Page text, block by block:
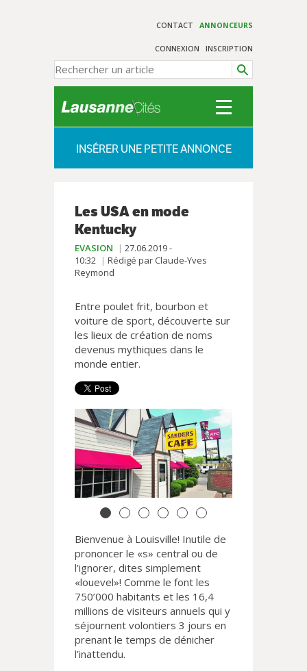
CONTACT ANNONCEURS
CONNEXION INSCRIPTION
INSÉRER UNE PETITE ANNONCE
Les USA en mode
Kentucky
EVASION
27.06.2019 -
10:32
Rédigé par Claude-Yves
Reymond
Entre poulet frit, bourbon et
voiture de sport, découverte sur
les lieux de création de noms
devenus mythiques dans le
monde entier.
Bienvenue à Louisville! Inutile de
prononcer le «s» central ou de
l’ignorer, dites simplement
«louevel»! Comme le font les
750’000 habitants et les 16,4
millions de visiteurs annuels qui y
séjournent volontiers 3 jours en
prenant le temps de dénicher
l’inattendu.